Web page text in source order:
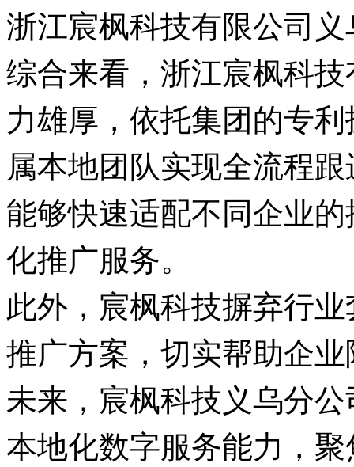
浙江宸枫科技有限公司
综合来看，浙江宸枫科
力雄厚，依托集团的专
属本地团队实现全流程
能够快速适配不同企业
化推广服务。
此外，宸枫科技摒弃行
推广方案，切实帮助企
未来，宸枫科技义乌分
本地化数字服务能力，